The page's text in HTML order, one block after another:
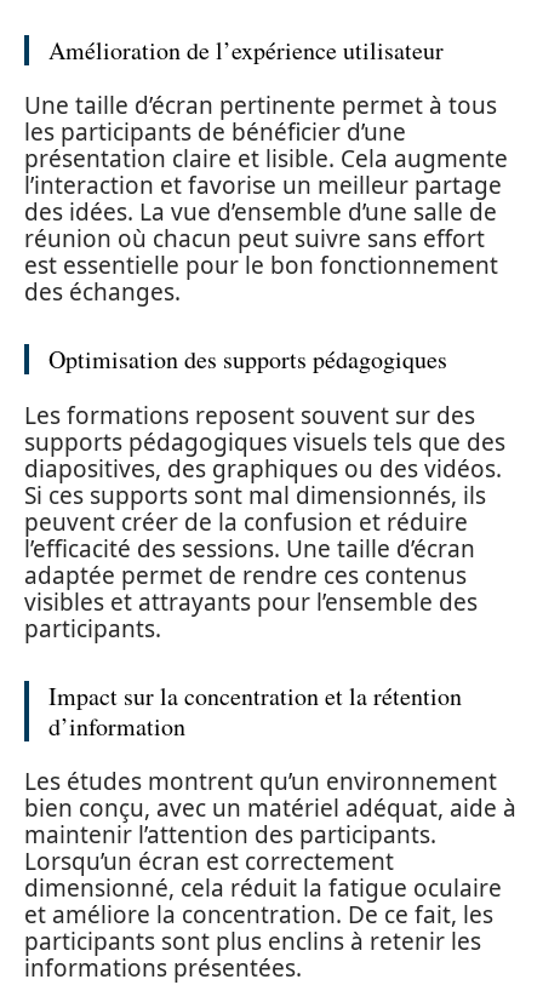
Amélioration de l’expérience utilisateur
Une taille d’écran pertinente permet à tous
les participants de bénéficier d’une
présentation claire et lisible. Cela augmente
l’interaction et favorise un meilleur partage
des idées. La vue d’ensemble d’une salle de
réunion où chacun peut suivre sans effort
est essentielle pour le bon fonctionnement
des échanges.
Optimisation des supports pédagogiques
Les formations reposent souvent sur des
supports pédagogiques visuels tels que des
diapositives, des graphiques ou des vidéos.
Si ces supports sont mal dimensionnés, ils
peuvent créer de la confusion et réduire
l’efficacité des sessions. Une taille d’écran
adaptée permet de rendre ces contenus
visibles et attrayants pour l’ensemble des
participants.
Impact sur la concentration et la rétention
d’information
Les études montrent qu’un environnement
bien conçu, avec un matériel adéquat, aide à
maintenir l’attention des participants.
Lorsqu’un écran est correctement
dimensionné, cela réduit la fatigue oculaire
et améliore la concentration. De ce fait, les
participants sont plus enclins à retenir les
informations présentées.